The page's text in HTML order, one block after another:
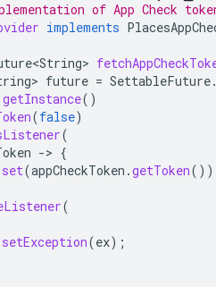
of App Check
implements
future = SettableFuture
getInstance()
(false)
(
-> {
set(appCheckToken .getToken
(
setException(ex);